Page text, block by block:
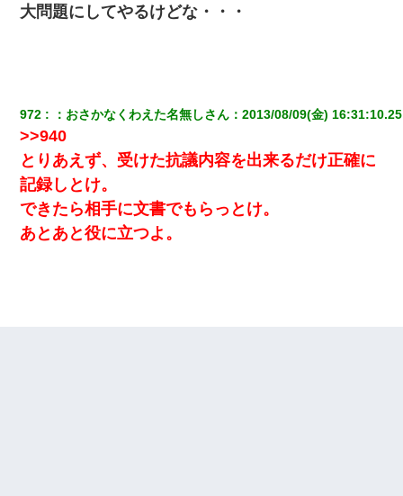
大問題にしてやるけどな・・・
972 ： おさかなくわえた名無しさん ：2013/08/09(金) 16:31:10.25
>>940
とりあえず、受けた抗議内容を出来るだけ正確に
記録しとけ。
できたら相手に文書でもらっとけ。
あとあと役に立つよ。